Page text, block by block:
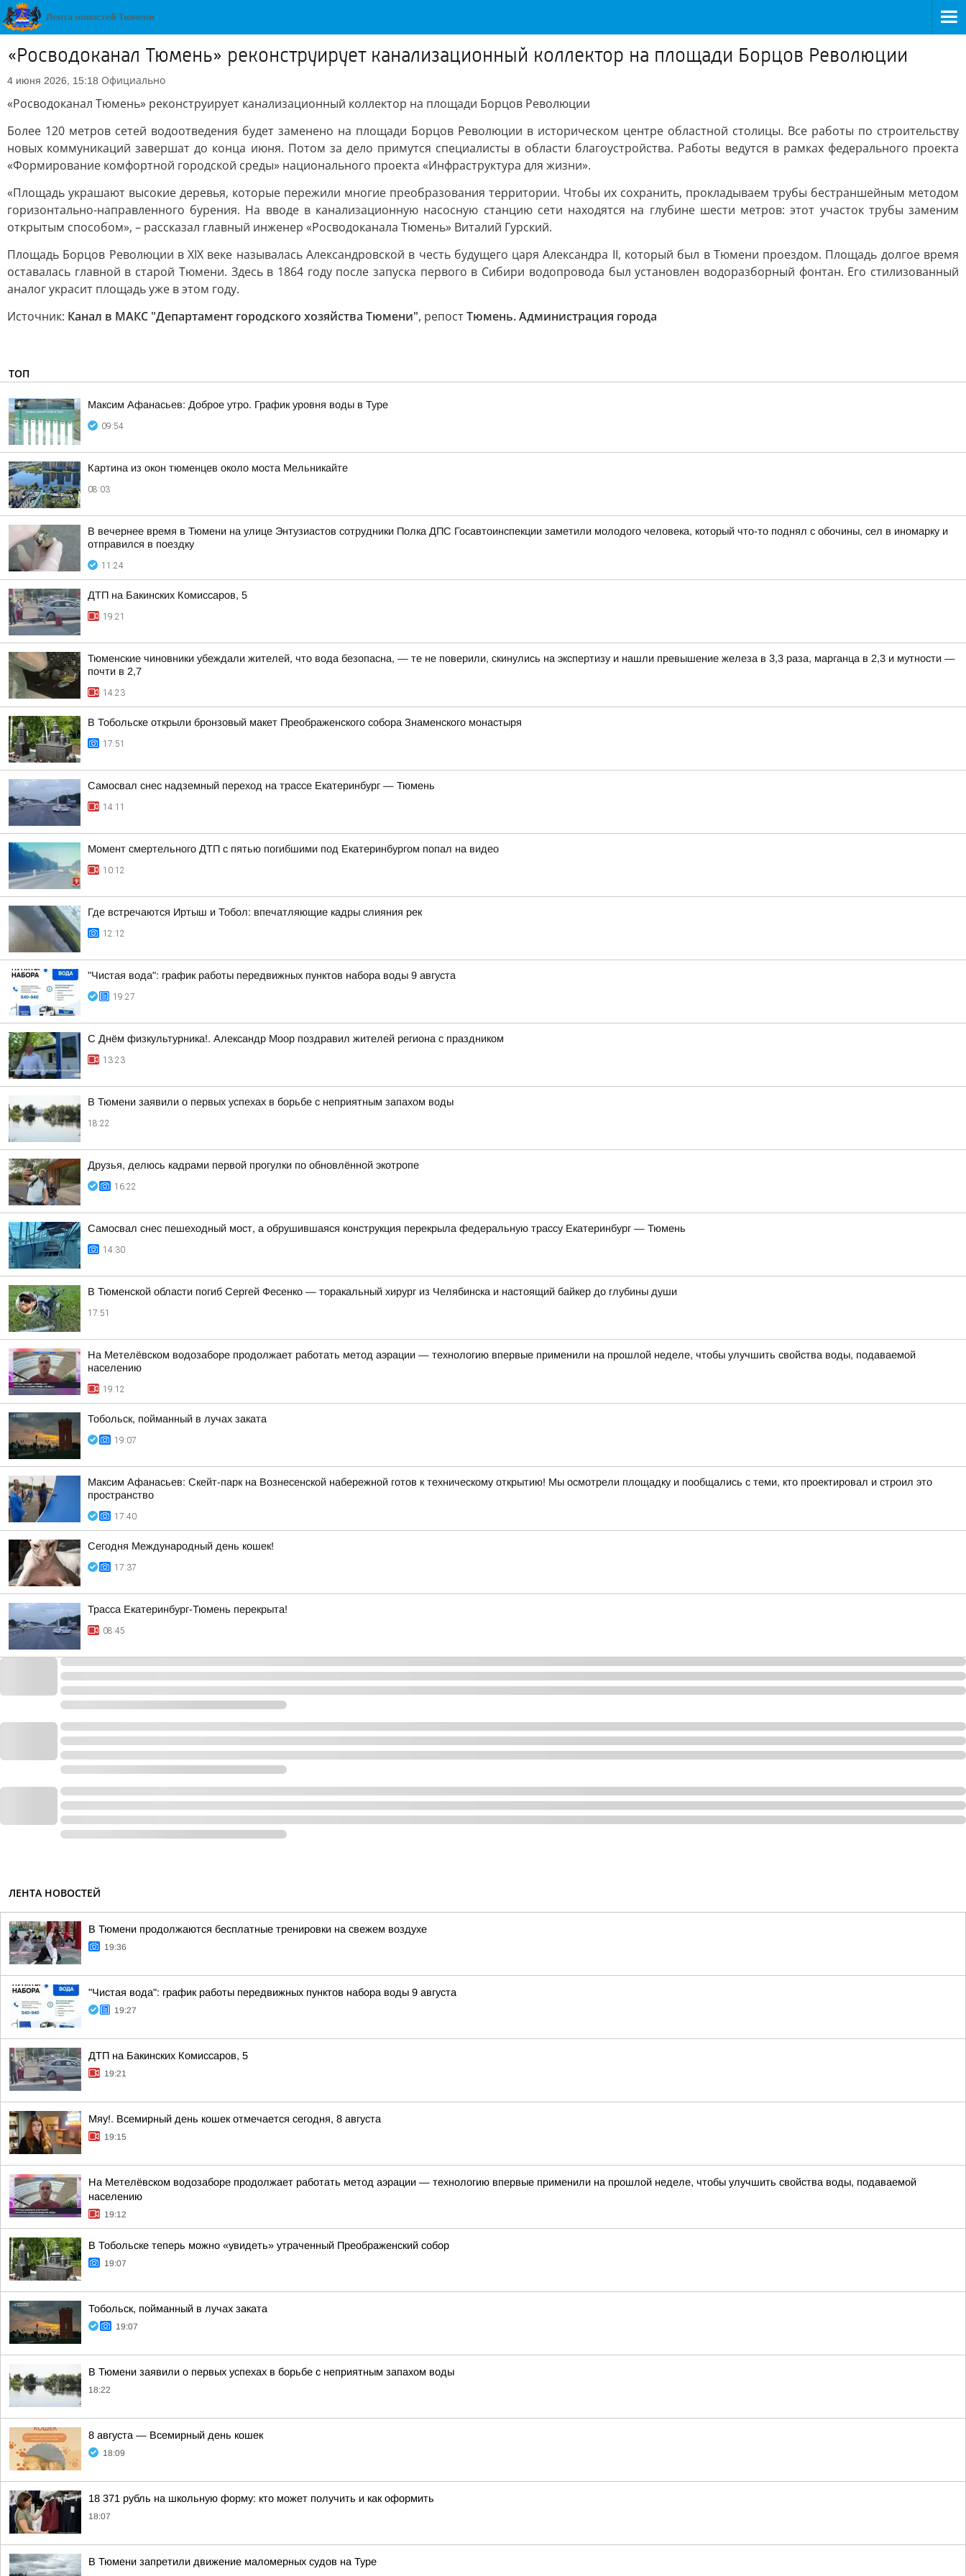
«Росводоканал Тюмень» реконструирует канализационный коллектор на площади Борцов Революции
4 июня 2026, 15:18 Официально
«Росводоканал Тюмень» реконструирует канализационный коллектор на площади Борцов Революции
Более 120 метров сетей водоотведения будет заменено на площади Борцов Революции в историческом центре областной столицы. Все работы по строительству
новых коммуникаций завершат до конца июня. Потом за дело примутся специалисты в области благоустройства. Работы ведутся в рамках федерального проекта
«Формирование комфортной городской среды» национального проекта «Инфраструктура для жизни».
«Площадь украшают высокие деревья, которые пережили многие преобразования территории. Чтобы их сохранить, прокладываем трубы бестраншейным методом
горизонтально-направленного бурения. На вводе в канализационную насосную станцию сети находятся на глубине шести метров: этот участок трубы заменим
открытым способом», – рассказал главный инженер «Росводоканала Тюмень» Виталий Гурский.
Площадь Борцов Революции в XIX веке называлась Александровской в честь будущего царя Александра II, который был в Тюмени проездом. Площадь долгое время
оставалась главной в старой Тюмени. Здесь в 1864 году после запуска первого в Сибири водопровода был установлен водоразборный фонтан. Его стилизованный
аналог украсит площадь уже в этом году.
Источник: Канал в МАКС "Департамент городского хозяйства Тюмени", репостТюмень. Администрация города
ТОП
Максим Афанасьев: Доброе утро. График уровня воды в Туре
09:54
Картина из окон тюменцев около моста Мельникайте
08:03
В вечернее время в Тюмени на улице Энтузиастов сотрудники Полка ДПС Госавтоинспекции заметили молодого человека, который что-то поднял с обочины, сел в иномарку и
отправился в поездку
11:24
ДТП на Бакинских Комиссаров, 5
19:21
Тюменские чиновники убеждали жителей, что вода безопасна, — те не поверили, скинулись на экспертизу и нашли превышение железа в 3,3 раза, марганца в 2,3 и мутности —
почти в 2,7
14:23
В Тобольске открыли бронзовый макет Преображенского собора Знаменского монастыря
17:51
Самосвал снес надземный переход на трассе Екатеринбург — Тюмень
14:11
Момент смертельного ДТП с пятью погибшими под Екатеринбургом попал на видео
10:12
Где встречаются Иртыш и Тобол: впечатляющие кадры слияния рек
12:12
"Чистая вода": график работы передвижных пунктов набора воды 9 августа
19:27
С Днём физкультурника!. Александр Моор поздравил жителей региона с праздником
13:23
В Тюмени заявили о первых успехах в борьбе с неприятным запахом воды
18:22
Друзья, делюсь кадрами первой прогулки по обновлённой экотропе
16:22
Самосвал снес пешеходный мост, а обрушившаяся конструкция перекрыла федеральную трассу Екатеринбург — Тюмень
14:30
В Тюменской области погиб Сергей Фесенко — торакальный хирург из Челябинска и настоящий байкер до глубины души
17:51
На Метелёвском водозаборе продолжает работать метод аэрации — технологию впервые применили на прошлой неделе, чтобы улучшить свойства воды, подаваемой
населению
19:12
Тобольск, пойманный в лучах заката
19:07
Максим Афанасьев: Скейт-парк на Вознесенской набережной готов к техническому открытию! Мы осмотрели площадку и пообщались с теми, кто проектировал и строил это
пространство
17:40
Сегодня Международный день кошек!
17:37
Трасса Екатеринбург-Тюмень перекрыта!
08:45
ЛЕНТА НОВОСТЕЙ
В Тюмени продолжаются бесплатные тренировки на свежем воздухе
19:36
"Чистая вода": график работы передвижных пунктов набора воды 9 августа
19:27
ДТП на Бакинских Комиссаров, 5
19:21
Мяу!. Всемирный день кошек отмечается сегодня, 8 августа
19:15
На Метелёвском водозаборе продолжает работать метод аэрации — технологию впервые применили на прошлой неделе, чтобы улучшить свойства воды, подаваемой
населению
19:12
В Тобольске теперь можно «увидеть» утраченный Преображенский собор
19:07
Тобольск, пойманный в лучах заката
19:07
В Тюмени заявили о первых успехах в борьбе с неприятным запахом воды
18:22
8 августа — Всемирный день кошек
18:09
18 371 рубль на школьную форму: кто может получить и как оформить
18:07
В Тюмени запретили движение маломерных судов на Туре